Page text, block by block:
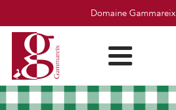
Domaine Gammareix